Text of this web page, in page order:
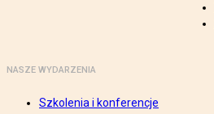
NASZE WYDARZENIA
Szkolenia i konferencje